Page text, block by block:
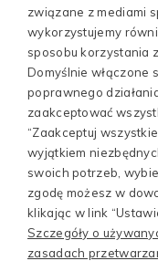
związane z mediami
wykorzystujemy
sposobu korzystania
Domyślnie włączone
poprawnego
zaakceptować
“Zaakceptuj
wyjątkiem
swoich potrzeb,
zgodę możesz w
klikając w link
Szczegóły o
zasadach